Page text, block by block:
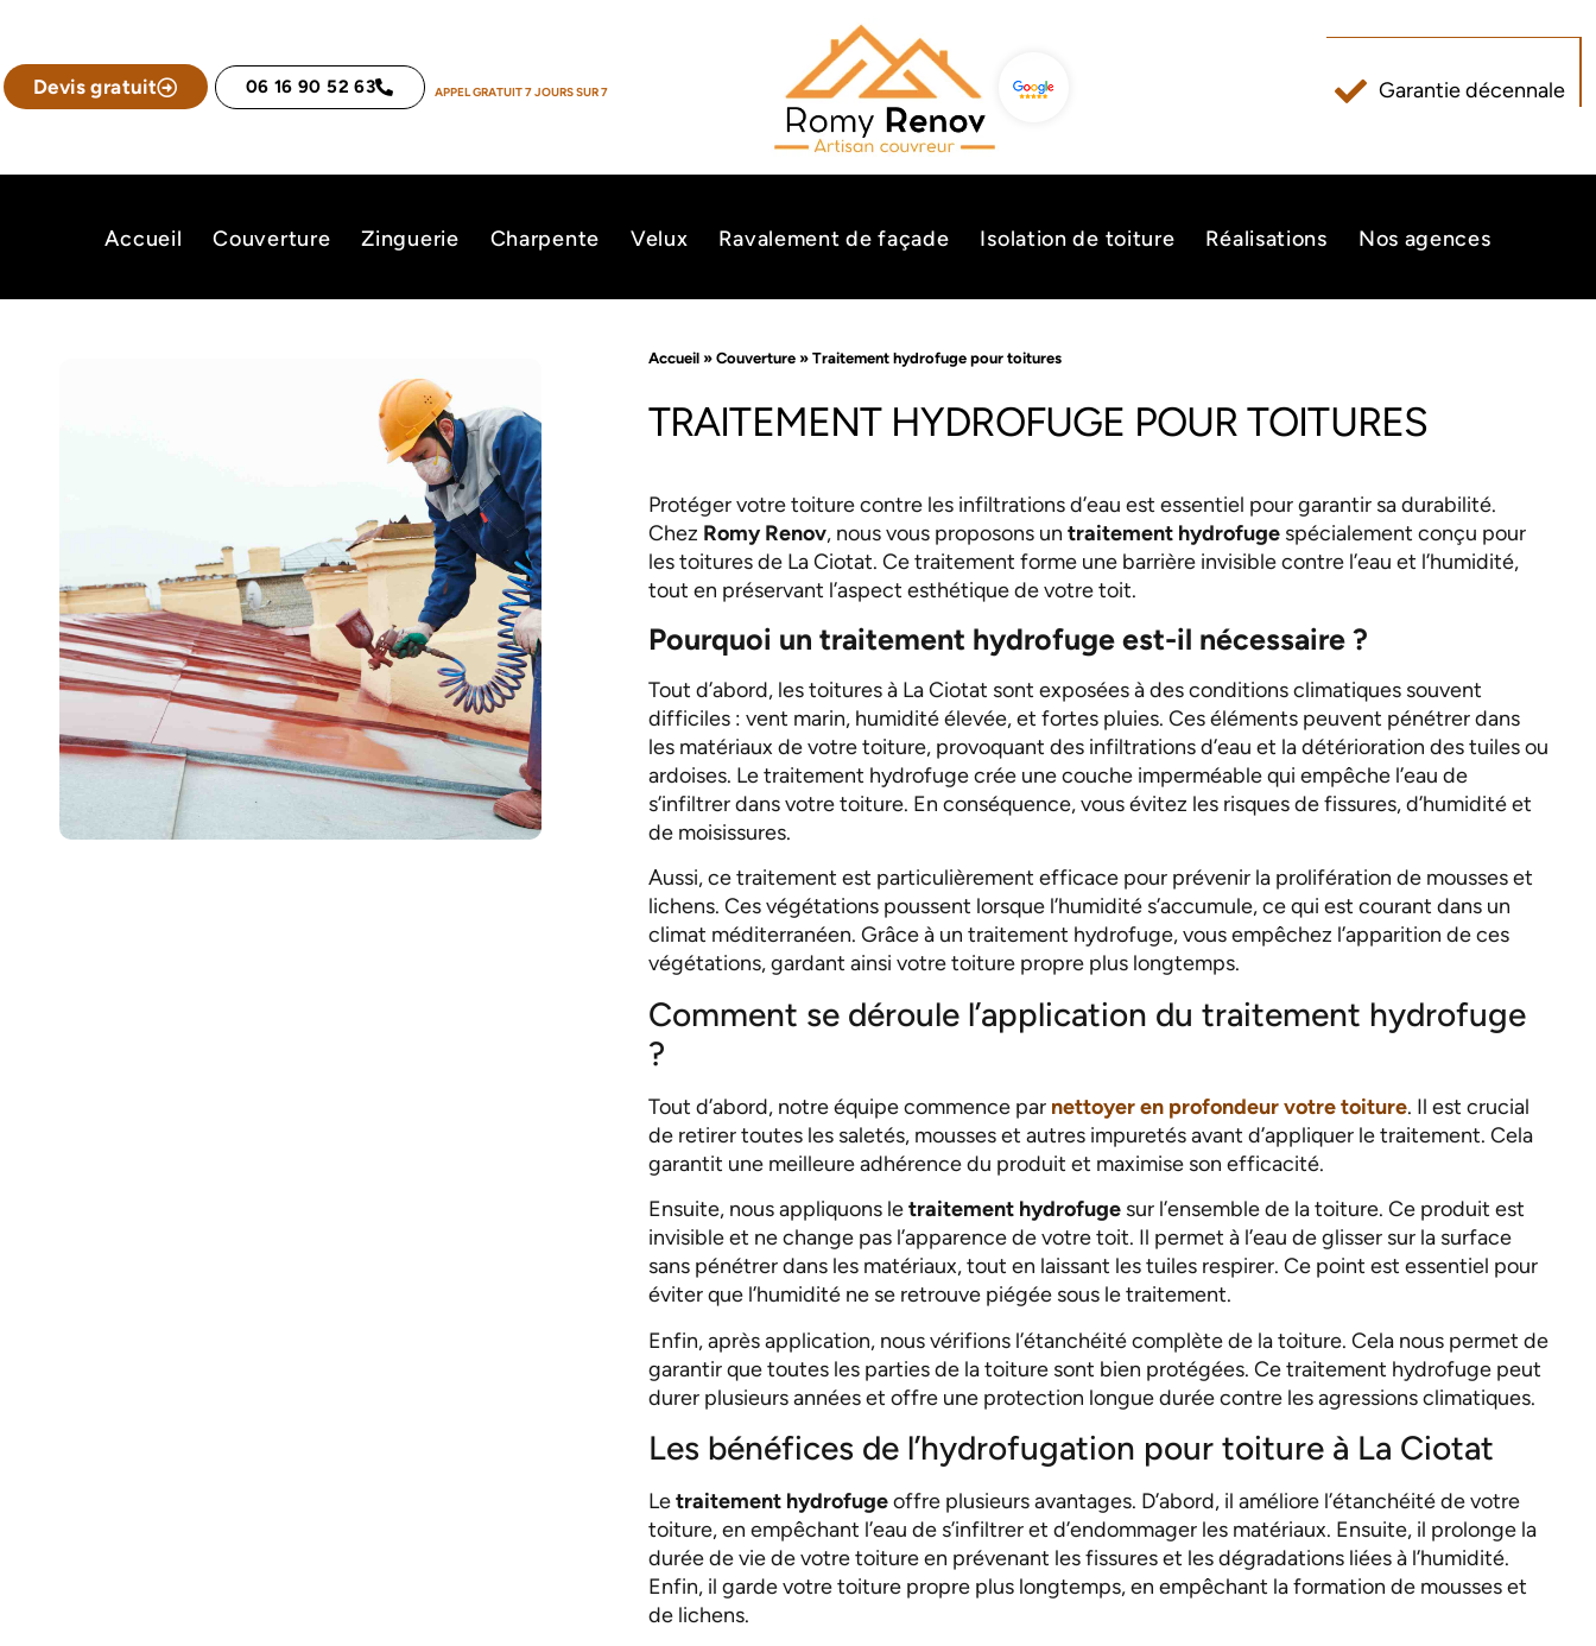
Devis gratuit 06 16 90 52 63 APPEL GRATUIT 7 JOURS SUR 7 Garantie décennale
Accueil Couverture Zinguerie Charpente Velux Ravalement de façade Isolation de toiture Réalisations Nos agences
Accueil» Couverture» Traitement hydrofuge pour toitures
TRAITEMENT HYDROFUGE POUR TOITURES
Protéger votre toiture contre les infiltrations d’eau est essentiel pour garantir sa durabilité.
Chez Romy Renov, nous vous proposons un traitement hydrofugespécialement conçu pour
les toitures de La Ciotat. Ce traitement forme une barrière invisible contre l’eau et l’humidité,
tout en préservant l’aspect esthétique de votre toit.
Pourquoi un traitement hydrofuge est-il nécessaire ?
Tout d’abord, les toitures à La Ciotat sont exposées à des conditions climatiques souvent
difficiles : vent marin, humidité élevée, et fortes pluies. Ces éléments peuvent pénétrer dans
les matériaux de votre toiture, provoquant des infiltrations d’eau et la détérioration des tuiles ou
ardoises. Le traitement hydrofuge crée une couche imperméable qui empêche l’eau de
s’infiltrer dans votre toiture. En conséquence, vous évitez les risques de fissures, d’humidité et
de moisissures.
Aussi, ce traitement est particulièrement efficace pour prévenir la prolifération de mousses et
lichens. Ces végétations poussent lorsque l’humidité s’accumule, ce qui est courant dans un
climat méditerranéen. Grâce à un traitement hydrofuge, vous empêchez l’apparition de ces
végétations, gardant ainsi votre toiture propre plus longtemps.
Comment se déroule l’application du traitement hydrofuge
?
Tout d’abord, notre équipe commence par nettoyer en profondeur votre toiture. Il est crucial
de retirer toutes les saletés, mousses et autres impuretés avant d’appliquer le traitement. Cela
garantit une meilleure adhérence du produit et maximise son efficacité.
Ensuite, nous appliquons letraitement hydrofugesur l’ensemble de la toiture. Ce produit est
invisible et ne change pas l’apparence de votre toit. Il permet à l’eau de glisser sur la surface
sans pénétrer dans les matériaux, tout en laissant les tuiles respirer. Ce point est essentiel pour
éviter que l’humidité ne se retrouve piégée sous le traitement.
Enfin, après application, nous vérifions l’étanchéité complète de la toiture. Cela nous permet de
garantir que toutes les parties de la toiture sont bien protégées. Ce traitement hydrofuge peut
durer plusieurs années et offre une protection longue durée contre les agressions climatiques.
Les bénéfices de l’hydrofugation pour toiture à La Ciotat
Letraitement hydrofugeoffre plusieurs avantages. D’abord, il améliore l’étanchéité de votre
toiture, en empêchant l’eau de s’infiltrer et d’endommager les matériaux. Ensuite, il prolonge la
durée de vie de votre toiture en prévenant les fissures et les dégradations liées à l’humidité.
Enfin, il garde votre toiture propre plus longtemps, en empêchant la formation de mousses et
de lichens.